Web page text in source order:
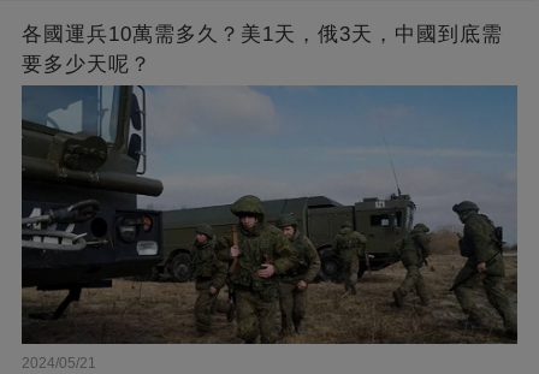
各國運兵10萬需多久？美1天，俄3天，中國到底需
要多少天呢？
2024/05/21